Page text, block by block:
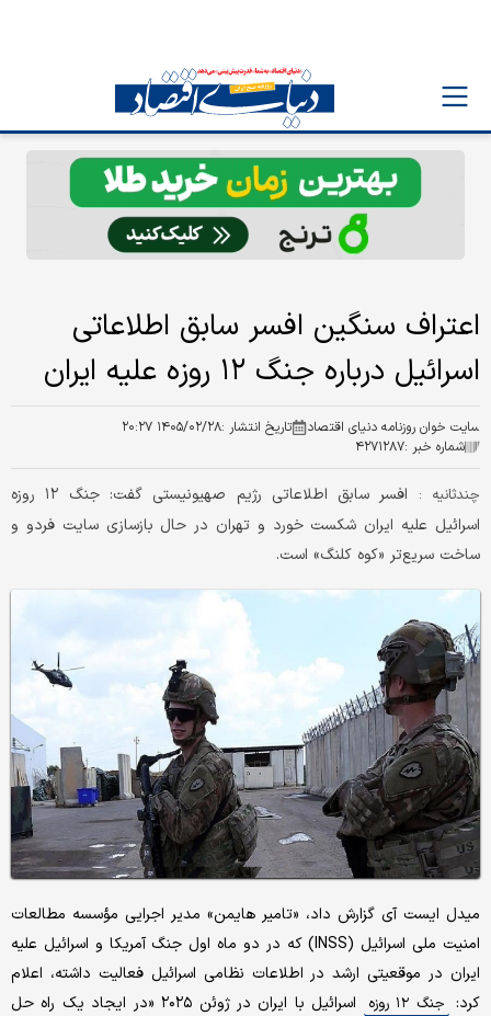
اعتراف سنگین افسر سابق اطلاعاتی
اسرائیل درباره جنگ ۱۲ روزه علیه ایران
سایت خوان روزنامه دنیای اقتصاد تاریخ انتشار :۱۴۰۵/۰۲/۲۸ ۲۰:۲۷
شماره خبر :۴۲۷۱۲۸۷
چندثانیه :
افسر سابق اطلاعاتی رژیم صهیونیستی گفت: جنگ ۱۲ روزه
اسرائیل علیه ایران شکست خورد و تهران در حال بازسازی سایت فردو و
ساخت سریع‌تر «کوه کلنگ» است.
میدل ایست آی گزارش داد، «تامیر هایمن» مدیر اجرایی مؤسسه مطالعات
امنیت ملی اسرائیل (INSS) که در دو ماه اول جنگ آمریکا و اسرائیل علیه
ایران در موقعیتی ارشد در اطلاعات نظامی اسرائیل فعالیت داشته، اعلام
کرد: جنگ ۱۲ روزه
اسرائیل با ایران در ژوئن ۲۰۲۵ «در ایجاد یک راه حل